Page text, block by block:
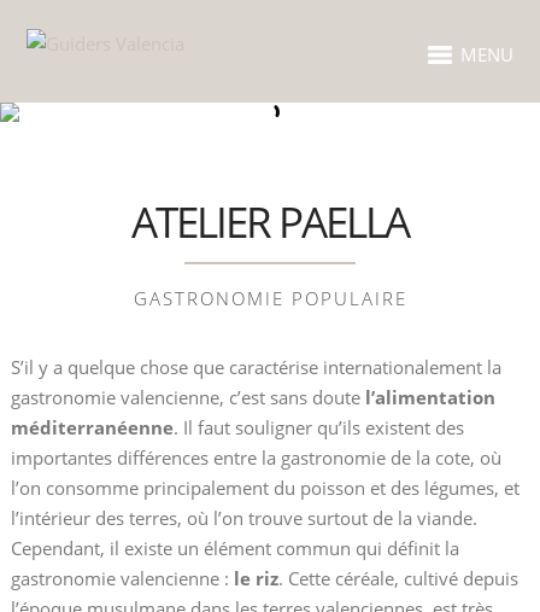
MENU
ATELIER PAELLA
GASTRONOMIE POPULAIRE
S’il y a quelque chose que caractérise internationalement la
gastronomie valencienne, c’est sans doute l’alimentation
méditerranéenne. Il faut souligner qu’ils existent des
importantes différences entre la gastronomie de la cote, où
l’on consomme principalement du poisson et des légumes, et
l’intérieur des terres, où l’on trouve surtout de la viande.
Cependant, il existe un élément commun qui définit la
gastronomie valencienne : le riz. Cette céréale, cultivé depuis